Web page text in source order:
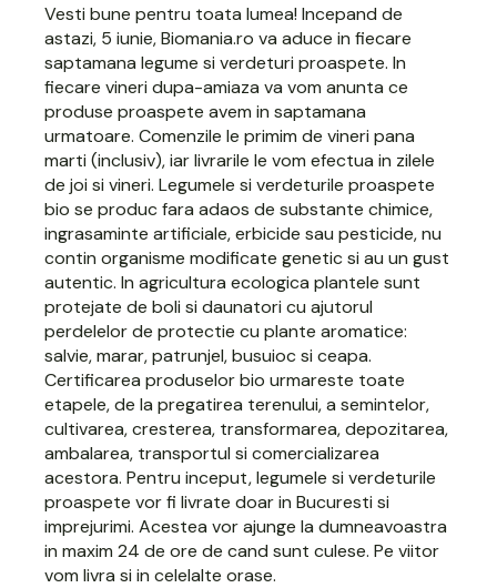
Vesti bune pentru toata lumea! Incepand de
astazi, 5 iunie, Biomania.ro va aduce in fiecare
saptamanalegume si verdeturi proaspete. In
fiecare vineri dupa-amiaza va vom anunta ce
produse proaspete avem in saptamana
urmatoare. Comenzile le primim de vineri pana
marti (inclusiv), iar livrarile le vom efectua in zilele
de joi si vineri.Legumele si verdeturile proaspete
bio se produc fara adaos de substante chimice,
ingrasaminte artificiale, erbicide sau pesticide, nu
contin organisme modificate genetic si au un gust
autentic. In agricultura ecologica plantele sunt
protejate de boli si daunatori cu ajutorul
perdelelor de protectie cu plante aromatice:
salvie, marar, patrunjel, busuioc si ceapa.
Certificarea produselor bio urmareste toate
etapele, de la pregatirea terenului, a semintelor,
cultivarea, cresterea, transformarea, depozitarea,
ambalarea, transportul si comercializarea
acestora. Pentru inceput,legumele si verdeturile
proaspete vor fi livrate doar in Bucuresti si
imprejurimi. Acestea vor ajunge la dumneavoastra
in maxim 24 de ore de cand sunt culese. Pe viitor
vom livra si in celelalte orase.